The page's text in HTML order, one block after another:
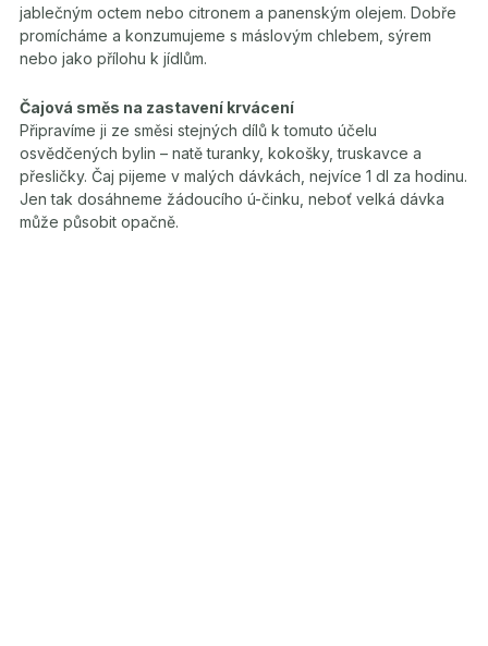
jablečným octem nebo citronem a panenským olejem. Dobře
promícháme a konzumujeme s máslovým chlebem, sýrem
nebo jako přílohu k jídlům.
Čajová směs na zastavení krvácení
Připravíme ji ze směsi stejných dílů k tomuto účelu
osvědčených bylin – natě turanky, kokošky, truskavce a
přesličky. Čaj pijeme v malých dávkách, nejvíce 1 dl za hodinu.
Jen tak dosáhneme žádoucího ú-činku, neboť velká dávka
může působit opačně.